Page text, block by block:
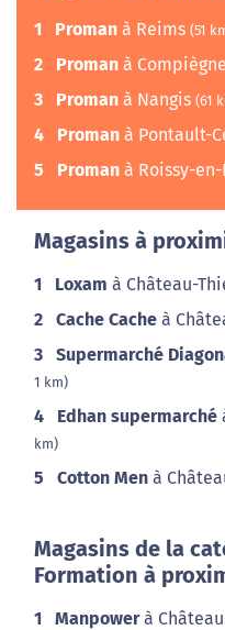
1 Proman à Reims (51
2 Proman à Compiègne
3 Proman à Nangis (61
4 Proman à Pontault-
5 Proman à Roissy-en-
Magasins à
1 Loxam à Château-
2 Cache Cache à
3 Supermarché
1 km)
4 Edhan supermarché
km)
5 Cotton Men à
Magasins de la
Formation à
1 Manpowerà